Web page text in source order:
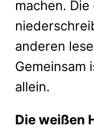
machen.
anderen
Gemeinsam
allein.
Die weißen